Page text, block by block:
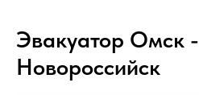
Эвакуатор Омск -
Новороссийск